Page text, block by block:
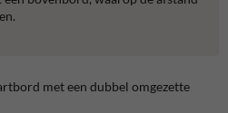
met een dubbel omgezette